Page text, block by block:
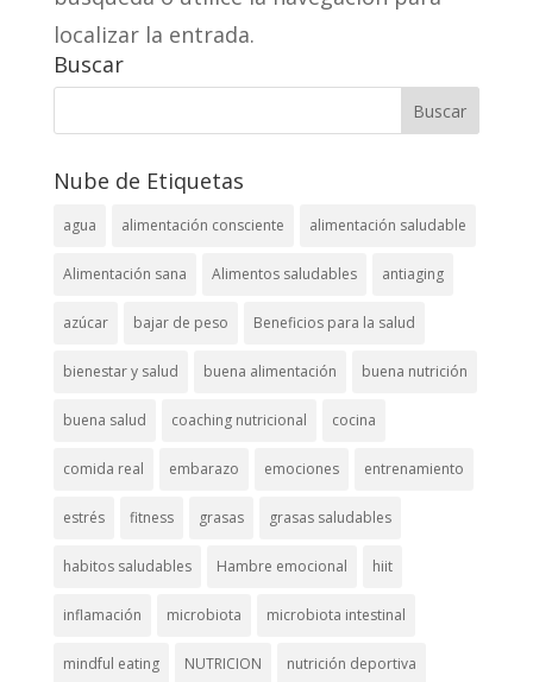
localizar la entrada.
Buscar
Nube de Etiquetas
agua alimentación consciente alimentación saludable
Alimentación sana Alimentos saludables antiaging
azúcar bajar de peso Beneficios para la salud
bienestar y salud buena alimentación buena nutrición
buena salud coaching nutricional cocina
comida real embarazo emociones entrenamiento
estrés fitness grasas grasas saludables
habitos saludables Hambre emocional hiit
inflamación microbiota microbiota intestinal
mindful eating NUTRICION nutrición deportiva